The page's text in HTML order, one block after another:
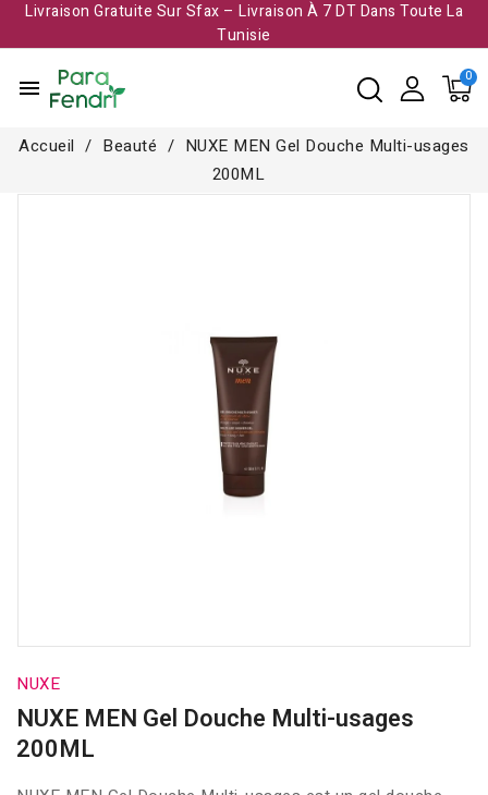
Livraison Gratuite Sur Sfax – Livraison À 7 DT Dans Toute La
Tunisie​
menu
Accueil Beauté
NUXE MEN Gel Douche Multi-usages
200ML
NUXE
NUXE MEN Gel Douche Multi-usages
200ML